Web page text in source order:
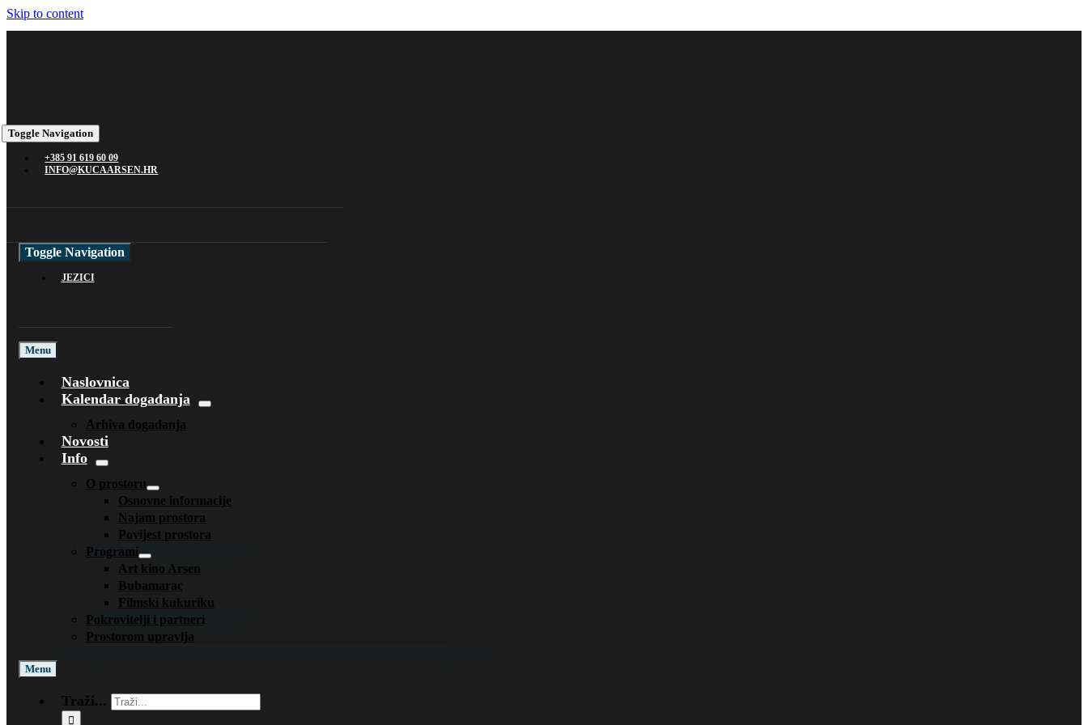
Skip to content
Toggle Navigation
+385 91 619 60 09
INFO@KUCAARSEN.HR
Toggle Navigation
JEZICI
Menu
Naslovnica
Kalendar događanja
Arhiva događanja
Novosti
Info
O prostoru
Osnovne informacije
Najam prostora
Povijest prostora
Programi
Art kino Arsen
Bubamarac
Filmski kukuriku
Pokrovitelji i partneri
Prostorom upravlja
Menu
Traži...